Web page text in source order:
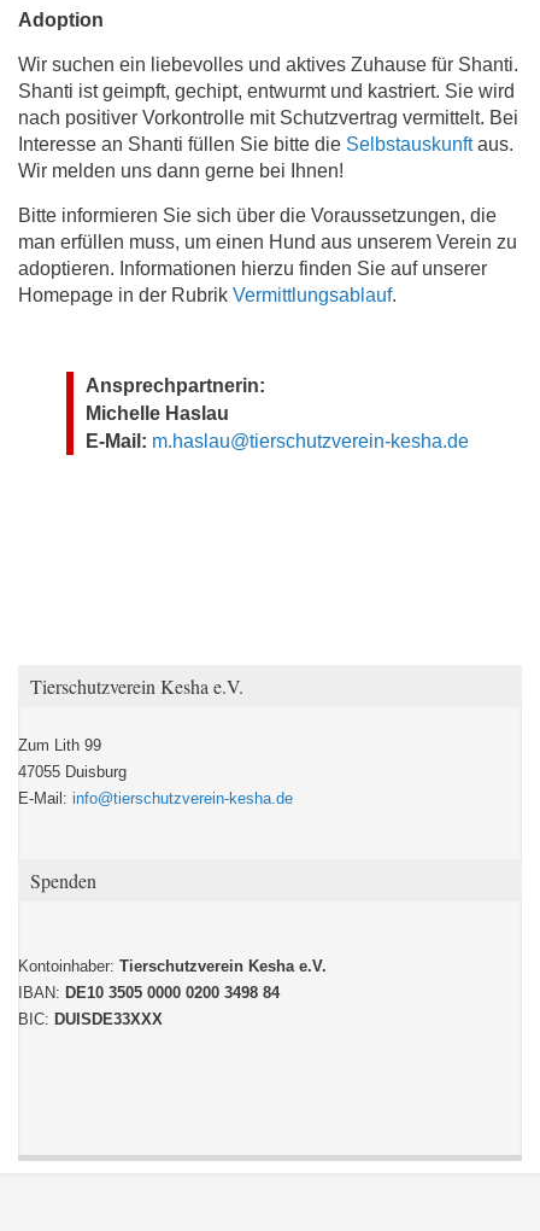
Adoption
Wir suchen ein liebevolles und aktives Zuhause für Shanti.
Shanti ist geimpft, gechipt, entwurmt und kastriert. Sie wird
nach positiver Vorkontrolle mit Schutzvertrag vermittelt. Bei
Interesse an Shanti füllen Sie bitte die Selbstauskunftaus.
Wir melden uns dann gerne bei Ihnen!
Bitte informieren Sie sich über die Voraussetzungen, die
man erfüllen muss, um einen Hund aus unserem Verein zu
adoptieren. Informationen hierzu finden Sie auf unserer
Homepage in der Rubrik Vermittlungsablauf.
Ansprechpartnerin:
Michelle Haslau
E-Mail: m.haslau@tierschutzverein-kesha.de
Tierschutzverein Kesha e.V.
Zum Lith 99
47055 Duisburg
E-Mail: info@tierschutzverein-kesha.de
Spenden
Kontoinhaber: Tierschutzverein Kesha e.V.
IBAN: DE10 3505 0000 0200 3498 84
BIC: DUISDE33XXX